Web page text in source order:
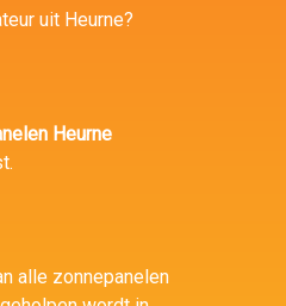
uit Heurne?
Heurne
alle zonnepanelen